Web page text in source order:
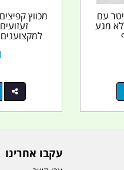
פריקה 5 ליטר עם
מגע
מכווץ
עקבו אחרינו